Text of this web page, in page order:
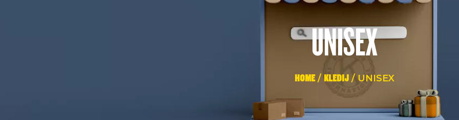
UNISEX
HOME/ KLEDIJ/ UNISEX